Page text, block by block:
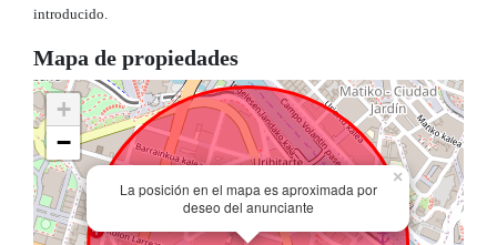
introducido.
Mapa de propiedades
La posición en el mapa es aproximada por
deseo del anunciante
×
+
−